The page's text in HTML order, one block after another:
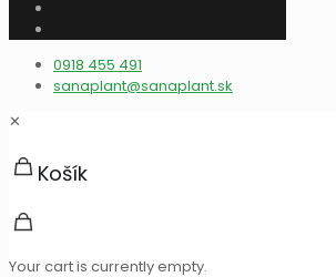
0918 455 491
sanaplant@sanaplant.sk
✕
Košík
Your cart is currently empty.